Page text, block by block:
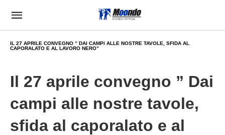
IL 27 APRILE CONVEGNO ” DAI CAMPI ALLE NOSTRE TAVOLE, SFIDA AL
CAPORALATO E AL LAVORO NERO”
Il 27 aprile convegno ” Dai
campi alle nostre tavole,
sfida al caporalato e al